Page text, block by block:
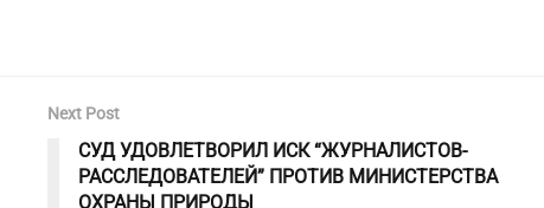
Next Post
СУД УДОВЛЕТВОРИЛ ИСК “ЖУРНАЛИСТОВ-
РАССЛЕДОВАТЕЛЕЙ” ПРОТИВ МИНИСТЕРСТВА
ОХРАНЫ ПРИРОДЫ